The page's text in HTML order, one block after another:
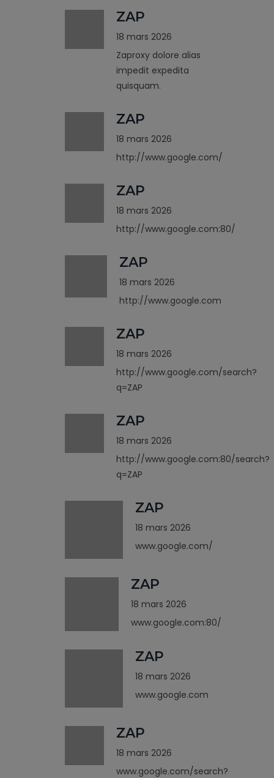
ZAP
18 mars 2026
Zaproxy dolore alias
impedit expedita
quisquam.
ZAP
18 mars 2026
http://www.google.com/
ZAP
18 mars 2026
http://www.google.com:80/
ZAP
18 mars 2026
http://www.google.com
ZAP
18 mars 2026
http://www.google.com/search?
q=ZAP
ZAP
18 mars 2026
http://www.google.com:80/search?
q=ZAP
ZAP
18 mars 2026
www.google.com/
ZAP
18 mars 2026
www.google.com:80/
ZAP
18 mars 2026
www.google.com
ZAP
18 mars 2026
www.google.com/search?